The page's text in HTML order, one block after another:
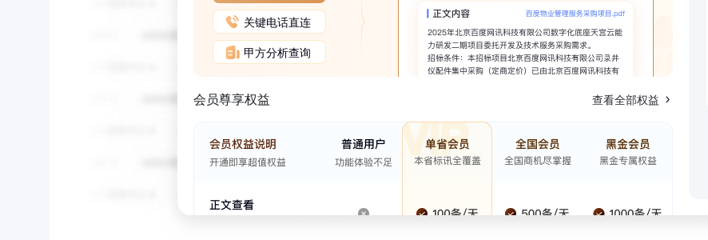
关键电话直连
甲方分析查询
会员尊享权益 查看全部权益